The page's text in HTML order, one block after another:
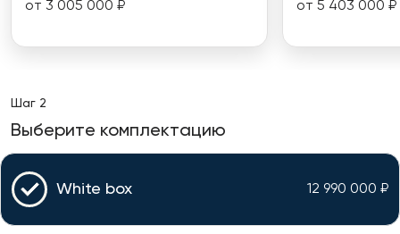
от 3 005 000 ₽ от 5 403 000 ₽
Шаг 2
Выберите комплектацию
White box 12 990 000 ₽